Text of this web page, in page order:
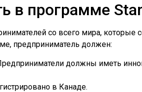
в программе
со всего мира, которые
предприниматель должен:
должны иметь
в Канаде.